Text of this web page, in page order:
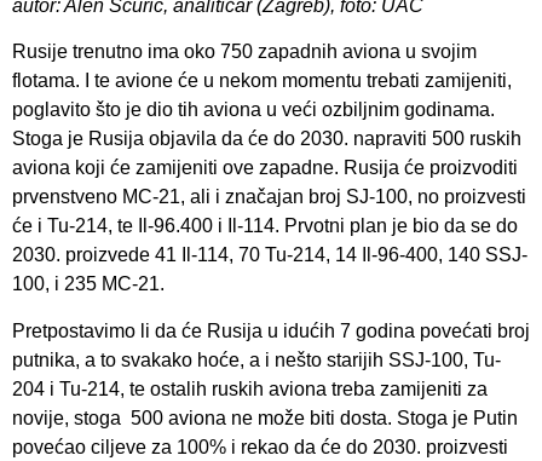
autor: Alen Šćuric, analitičar (Zagreb), foto: UAC
Rusije trenutno ima oko 750 zapadnih aviona u svojim
flotama. I te avione će u nekom momentu trebati zamijeniti,
poglavito što je dio tih aviona u veći ozbiljnim godinama.
Stoga je Rusija objavila da će do 2030. napraviti 500 ruskih
aviona koji će zamijeniti ove zapadne. Rusija će proizvoditi
prvenstveno MC-21, ali i značajan broj SJ-100, no proizvesti
će i Tu-214, te Il-96.400 i Il-114. Prvotni plan je bio da se do
2030. proizvede 41 Il-114, 70 Tu-214, 14 Il-96-400, 140 SSJ-
100, i 235 MC-21.
Pretpostavimo li da će Rusija u idućih 7 godina povećati broj
putnika, a to svakako hoće, a i nešto starijih SSJ-100, Tu-
204 i Tu-214, te ostalih ruskih aviona treba zamijeniti za
novije, stoga 500 aviona ne može biti dosta. Stoga je Putin
povećao ciljeve za 100% i rekao da će do 2030. proizvesti